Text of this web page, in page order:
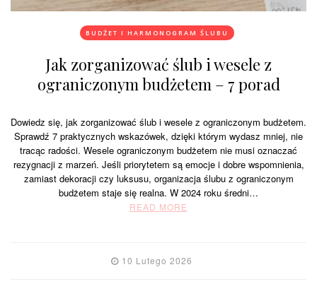
BUDŻET I HARMONOGRAM ŚLUBU
Jak zorganizować ślub i wesele z
ograniczonym budżetem – 7 porad
Dowiedz się, jak zorganizować ślub i wesele z ograniczonym budżetem.
Sprawdź 7 praktycznych wskazówek, dzięki którym wydasz mniej, nie
tracąc radości. Wesele ograniczonym budżetem nie musi oznaczać
rezygnacji z marzeń. Jeśli priorytetem są emocje i dobre wspomnienia,
zamiast dekoracji czy luksusu, organizacja ślubu z ograniczonym
budżetem staje się realna. W 2024 roku średni…
READ MORE
10 Lutego 2026